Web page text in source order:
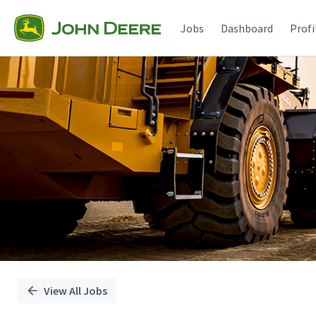
Jobs Dashboard
Single
Position
View All Jobs